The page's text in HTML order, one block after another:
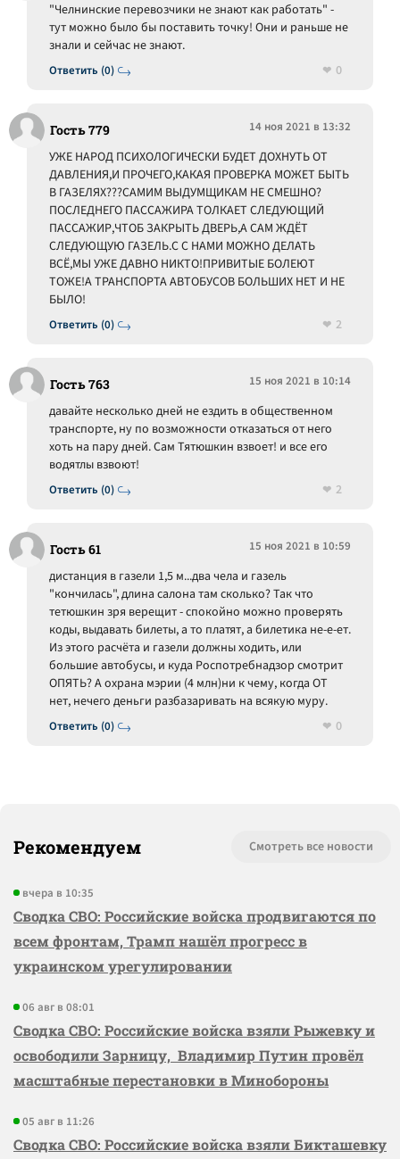
Ответить (0)
"Челнинские перевозчики не знают как работать" -
тут можно было бы поставить точку! Они и раньше не
знали и сейчас не знают.
0
Гость 779 14 ноя 2021 в 13:32
Ответить (0)
УЖЕ НАРОД ПСИХОЛОГИЧЕСКИ БУДЕТ ДОХНУТЬ ОТ
ДАВЛЕНИЯ,И ПРОЧЕГО,КАКАЯ ПРОВЕРКА МОЖЕТ БЫТЬ
В ГАЗЕЛЯХ???САМИМ ВЫДУМЩИКАМ НЕ СМЕШНО?
ПОСЛЕДНЕГО ПАССАЖИРА ТОЛКАЕТ СЛЕДУЮЩИЙ
ПАССАЖИР,ЧТОБ ЗАКРЫТЬ ДВЕРЬ,А САМ ЖДЁТ
СЛЕДУЮЩУЮ ГАЗЕЛЬ.С С НАМИ МОЖНО ДЕЛАТЬ
ВСЁ,МЫ УЖЕ ДАВНО НИКТО!ПРИВИТЫЕ БОЛЕЮТ
ТОЖЕ!А ТРАНСПОРТА АВТОБУСОВ БОЛЬШИХ НЕТ И НЕ
БЫЛО!
2
Гость 763 15 ноя 2021 в 10:14
Ответить (0)
давайте несколько дней не ездить в общественном
транспорте, ну по возможности отказаться от него
хоть на пару дней. Сам Тятюшкин взвоет! и все его
водятлы взвоют!
2
Гость 61 15 ноя 2021 в 10:59
Ответить (0)
дистанция в газели 1,5 м...два чела и газель
"кончилась", длина салона там сколько? Так что
тетюшкин зря верещит - спокойно можно проверять
коды, выдавать билеты, а то платят, а билетика не-е-ет.
Из этого расчёта и газели должны ходить, или
большие автобусы, и куда Роспотребнадзор смотрит
ОПЯТЬ? А охрана мэрии (4 млн)ни к чему, когда ОТ
нет, нечего деньги разбазаривать на всякую муру.
0
Рекомендуем Смотреть все новости
вчера в 10:35
Сводка СВО: Российские войска продвигаются по
всем фронтам, Трамп нашёл прогресс в
украинском урегулировании
06 авг в 08:01
Сводка СВО: Российские войска взяли Рыжевку и
освободили Зарницу, Владимир Путин провёл
масштабные перестановки в Минобороны
05 авг в 11:26
Сводка СВО: Российские войска взяли Бикташевку